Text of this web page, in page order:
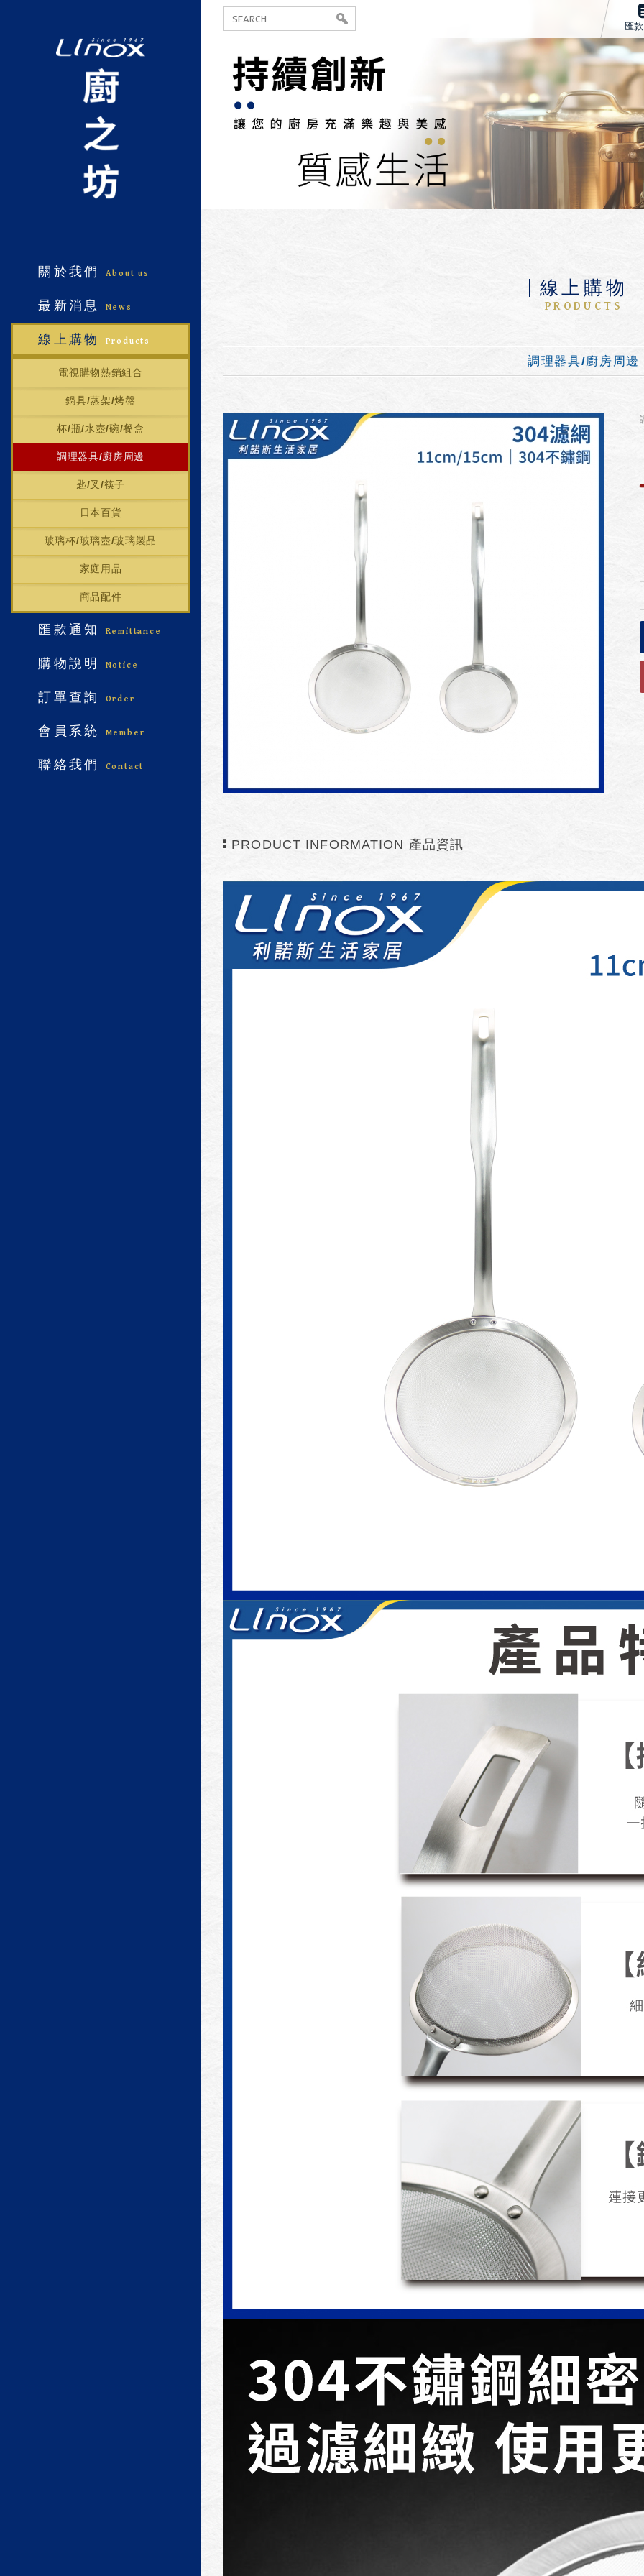
關於我們 About us
最新消息 News
線上購物 Products
電視購物熱銷組合
鍋具/蒸架/烤盤
杯/瓶/水壺/碗/餐盒
調理器具/廚房周邊
匙/叉/筷子
日本百貨
玻璃杯/玻璃壺/玻璃製品
家庭用品
商品配件
匯款通知 Remittance
購物說明 Notice
訂單查詢 Order
會員系統 Member
聯絡我們 Contact
匯
線上購物
PRODUCTS
調理器具/廚房周邊
PRODUCT INFORMATION 產品資訊